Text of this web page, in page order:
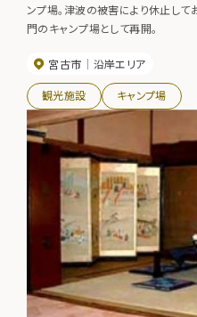
ンプ場。津波の被害により休止して
門のキャンプ場として再開。
宮古市 沿岸エリア
観光施設 キャンプ場